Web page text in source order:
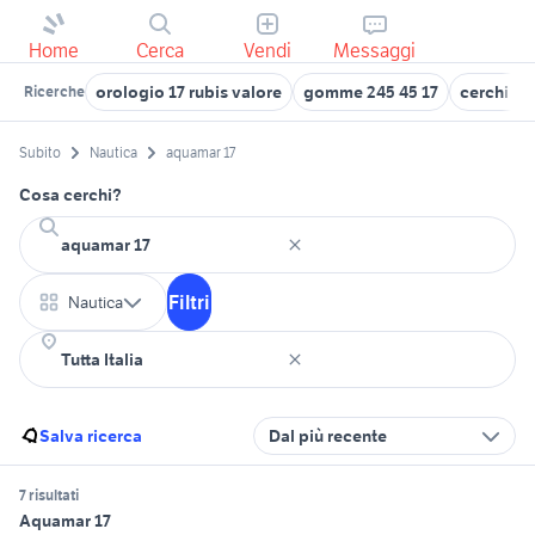
Home Cerca Vendi Messaggi
Ricerche orologio 17 rubis valore gomme 245 45 17 cerchi
Subito Nautica aquamar 17
Cosa cerchi?
Nautica Filtri
Salva ricerca Dal più recente
7 risultati
Aquamar 17